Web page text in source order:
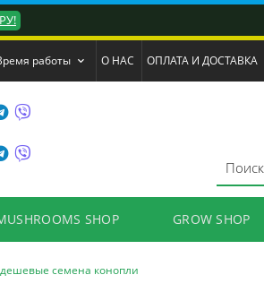
работы О НАС ОПЛАТА И ДОСТАВКА
SHOP GROW SHOP
семена конопли